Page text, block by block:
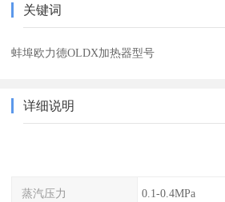
关键词
蚌埠欧力德OLDX加热器型号
详细说明
蒸汽压力 0.1-0.4MPa